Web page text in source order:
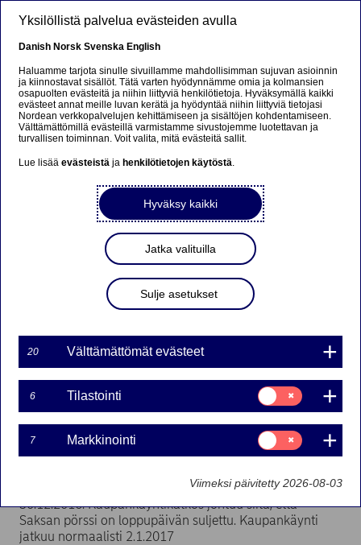
Beklager...
Denne siden findes ikke på norsk
Bli værende på denne siden|Fortsett til en lignende
side på norsk
KAUPANKÄYNTIKATKOS
NORDEA BANK AB
(PUBL):N
LIIKKEESEENLASKEMISSA
SERTIFIKAATEISSA
30-12-2016 16:13
sertifikaateilla ei voi käydä kauppaa loppupäivänä
30.12.2016. Kaupankäyntikatkos johtuu siitä, että
Saksan pörssi on loppupäivän suljettu. Kaupankäynti
jatkuu normaalisti 2.1.2017
Yksilöllistä palvelua evästeiden avulla
Danish Norsk Svenska English
Haluamme tarjota sinulle sivuillamme mahdollisimman sujuvan asioinnin
ja kiinnostavat sisällöt. Tätä varten hyödynnämme omia ja kolmansien
osapuolten evästeitä ja niihin liittyviä henkilötietoja. Hyväksymällä kaikki
evästeet annat meille luvan kerätä ja hyödyntää niihin liittyviä tietojasi
Nordean verkkopalvelujen kehittämiseen ja sisältöjen kohdentamiseen.
Välttämättömillä evästeillä varmistamme sivustojemme luotettavan ja
turvallisen toiminnan. Voit valita, mitä evästeitä sallit.
Lue lisääevästeistä ja henkilötietojen käytöstä.
Hyväksy kaikki
Jatka valituilla
Sulje asetukset
20 Välttämättömät evästeet
6 Tilastointi
Suostumusvalinta:
Tilastointi
7 Markkinointi
Suostumusvalinta:
Markkinointi
Viimeksi päivitetty 2026-08-03